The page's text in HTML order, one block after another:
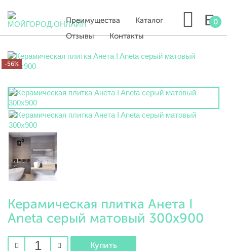
Преимущества
Каталог
Отзывы
Контакты
0
-56%
Керамическая плитка Анета I
Aneta серый матовый 300х900